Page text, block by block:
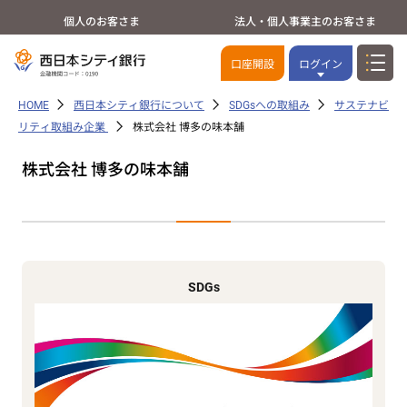
個人のお客さま 法人・個人事業主のお客さま
口座開設 ログイン
HOME 西日本シティ銀行について SDGsへの取組み
サステナビ
リティ取組み企業
株式会社 博多の味本舗
株式会社 博多の味本舗
SDGs